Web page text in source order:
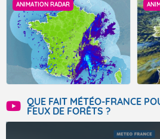
ANIMATION RADAR
QUE FAIT MÉTÉO-FRANCE
FEUX DE FORÊTS ?